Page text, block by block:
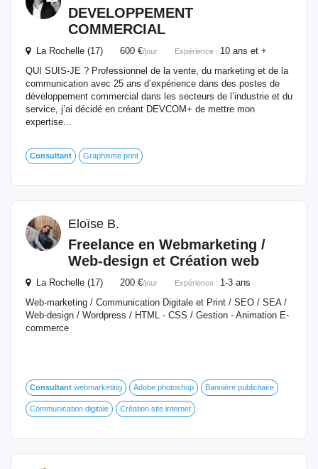
DEVELOPPEMENT
COMMERCIAL
La Rochelle (17) 600 €/jour Expérience : 10 ans et +
QUI SUIS-JE ? Professionnel de la vente, du marketing et de la
communication avec 25 ans d’expérience dans des postes de
développement commercial dans les secteurs de l’industrie et du
service, j’ai décidé en créant DEVCOM+ de mettre mon
expertise...
Consultant Graphisme print
Eloïse B.
Freelance en Webmarketing /
Web-design et Création web
La Rochelle (17) 200 €/jour Expérience : 1-3 ans
Web-marketing / Communication Digitale et Print / SEO / SEA /
Web-design / Wordpress / HTML - CSS / Gestion - Animation E-
commerce
Consultant webmarketing Adobe photoshop Bannière publicitaire
Communication digitale Création site internet